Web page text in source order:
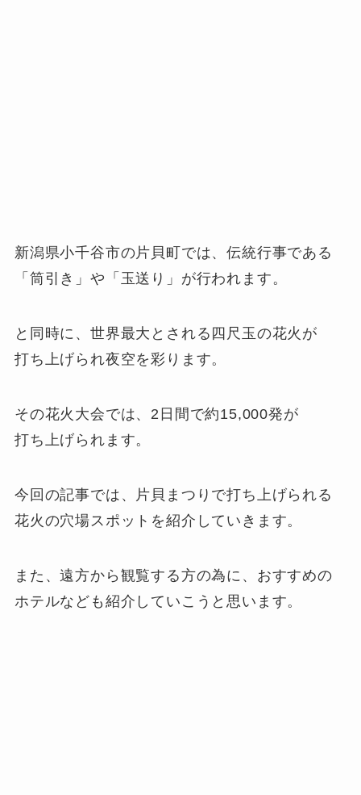
新潟県小千谷市の片貝町では、伝統行事である
「筒引き」や「玉送り」が行われます。
と同時に、世界最大とされる四尺玉の花火が
打ち上げられ夜空を彩ります。
その花火大会では、2日間で約15,000発が
打ち上げられます。
今回の記事では、片貝まつりで打ち上げられる
花火の穴場スポットを紹介していきます。
また、遠方から観覧する方の為に、おすすめの
ホテルなども紹介していこうと思います。